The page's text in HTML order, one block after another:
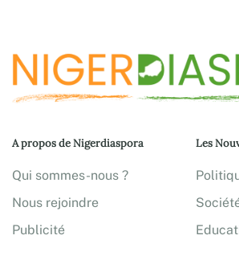
A propos de Nigerdiaspora
Qui sommes-nous ?
Nous rejoindre
Publicité
Les